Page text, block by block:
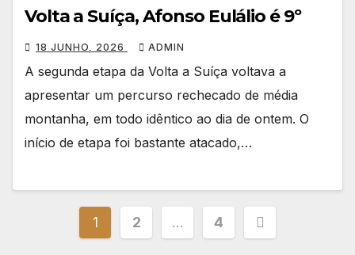
Volta a Suíça, Afonso Eulálio é 9º
18 JUNHO, 2026 ADMIN
A segunda etapa da Volta a Suíça voltava a
apresentar um percurso rechecado de média
montanha, em todo idêntico ao dia de ontem. O
início de etapa foi bastante atacado,…
Paginação
1 2 … 4